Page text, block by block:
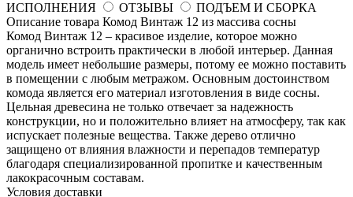
ИСПОЛНЕНИЯ
ОТЗЫВЫ
ПОДЪЕМ И СБОРКА
Описание товара Комод Винтаж 12 из массива сосны
Комод Винтаж 12 – красивое изделие, которое можно
органично встроить практически в любой интерьер. Данная
модель имеет небольшие размеры, потому ее можно поставить
в помещении с любым метражом. Основным достоинством
комода является его материал изготовления в виде сосны.
Цельная древесина не только отвечает за надежность
конструкции, но и положительно влияет на атмосферу, так как
испускает полезные вещества. Также дерево отлично
защищено от влияния влажности и перепадов температур
благодаря специализированной пропитке и качественным
лакокрасочным составам.
Условия доставки